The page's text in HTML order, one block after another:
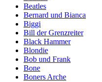
Beatles
Bernard und Bianca
Biggi
Bill der Grenzreiter
Black Hammer
Blondie
Bob und Frank
Bone
Boners Arche